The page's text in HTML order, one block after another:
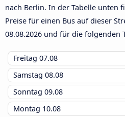
nach Berlin. In der Tabelle unten
Preise für einen Bus auf dieser
08.08.2026 und für die folgenden
Freitag 07.08
Samstag 08.08
Sonntag 09.08
Montag 10.08